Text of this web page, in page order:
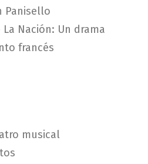
Panisello
La Nación: Un drama
francés
musical